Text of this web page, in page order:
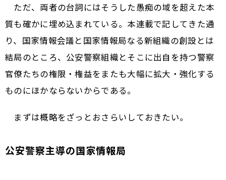
ただ、両者の台詞にはそうした愚痴の域を超えた本
質も確かに埋め込まれている。本連載で記してきた通
り、国家情報会議と国家情報局なる新組織の創設とは
結局のところ、公安警察組織とそこに出自を持つ警察
官僚たちの権限・権益をまたも大幅に拡大・強化する
ものにほかならないからである。
まずは概略をざっとおさらいしておきたい。
公安警察主導の国家情報局